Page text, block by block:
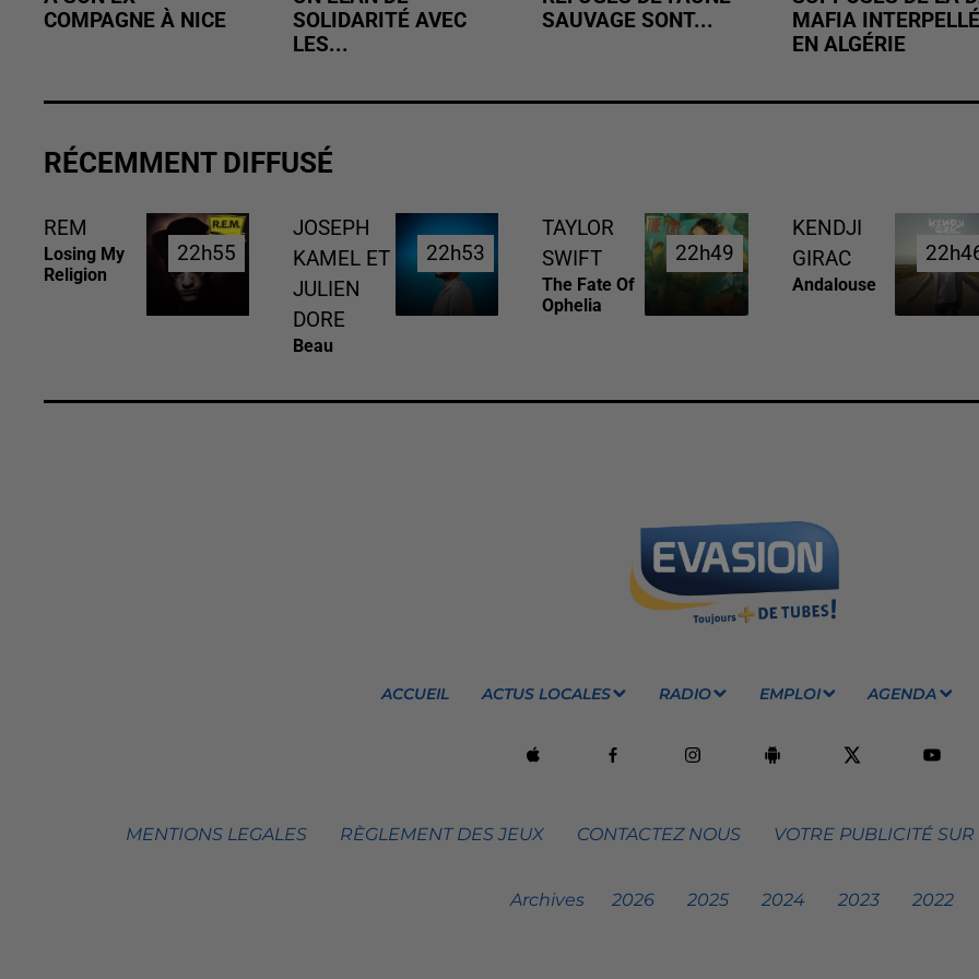
COMPAGNE À NICE
SOLIDARITÉ AVEC
LES...
SAUVAGE SONT...
MAFIA INTERPELLÉ
EN ALGÉRIE
RÉCEMMENT DIFFUSÉ
REM
Losing My
Religion
22h55
22h55
JOSEPH
KAMEL ET
JULIEN
DORE
Beau
22h53
22h53
TAYLOR
SWIFT
The Fate Of
Ophelia
22h49
22h49
KENDJI
GIRAC
Andalouse
ACCUEIL ACTUS LOCALES RADIO EMPLOI AGENDA
MENTIONS LEGALES RÈGLEMENT DES JEUX CONTACTEZ NOUS VOTRE PUBLICITÉ
Archives 2026 2025 2024 2023 2022